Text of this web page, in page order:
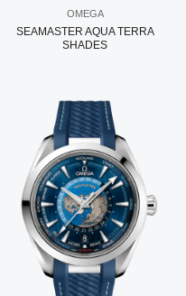
OMEGA
SEAMASTER AQUA TERRA
SHADES